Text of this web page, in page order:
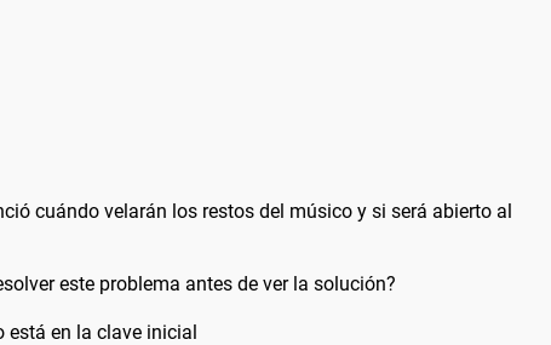
cuándo velarán los restos del músico y si será abierto al
este problema antes de ver la solución?
está en la clave inicial